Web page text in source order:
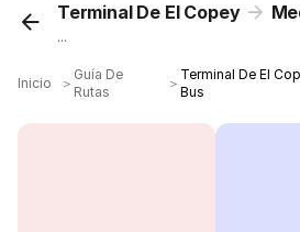
Terminal De El Copey
...
Inicio ＞
Guía De
Rutas
＞
Terminal De El
Bus